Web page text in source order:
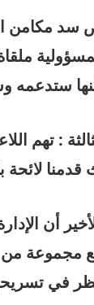
سد مكامن
ستدعمه
: تهم
قدمنا لائحة
أن
مجموعة من
في